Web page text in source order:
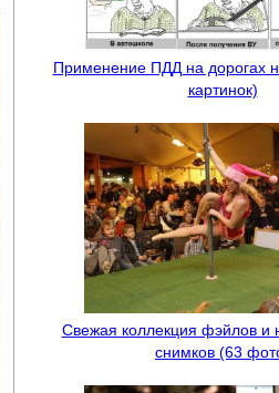
Применение ПДД на дорогах
картинок)
Свежая коллекция фэйлов и
снимков (63